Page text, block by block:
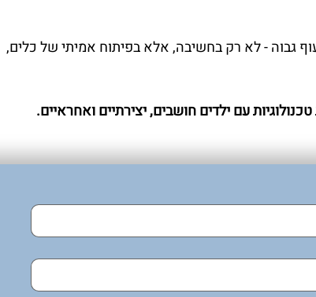
גבוה - לא רק בחשיבה, אלא בפיתוח אמיתי של כלים,
טכנולוגיות עם ילדים חושבים, יצירתיים ואחראיים.